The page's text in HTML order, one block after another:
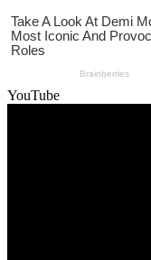
YouTube